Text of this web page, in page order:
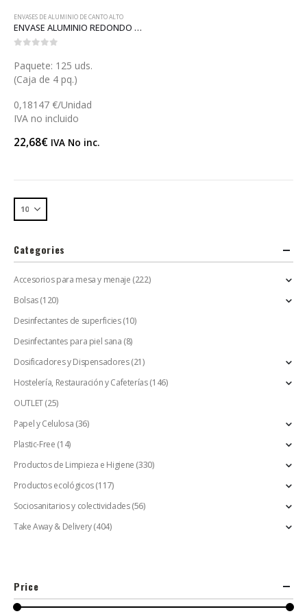
ENVASES DE ALUMINIO DE CANTO ALTO
ENVASE ALUMINIO REDONDO CANTO ALTO (A030)
Paquete: 125 uds.
(Caja de 4 pq.)
0,18147 €/Unidad
IVA no incluido
22,68€ IVA No inc.
Categories
Accesorios para mesa y menaje (222)
Bolsas(120)
Desinfectantes de superficies (10)
Desinfectantes para piel sana (8)
Dosificadores y Dispensadores (21)
Hostelería, Restauración y Cafeterías(146)
OUTLET(25)
Papel y Celulosa (36)
Plastic-Free (14)
Productos de Limpieza e Higiene (330)
Productos ecológicos(117)
Sociosanitarios y colectividades (56)
Take Away & Delivery(404)
Price